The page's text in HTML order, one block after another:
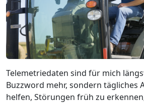
Telemetriedaten sind für mich
Buzzword mehr, sondern tägliches
helfen, Störungen früh zu